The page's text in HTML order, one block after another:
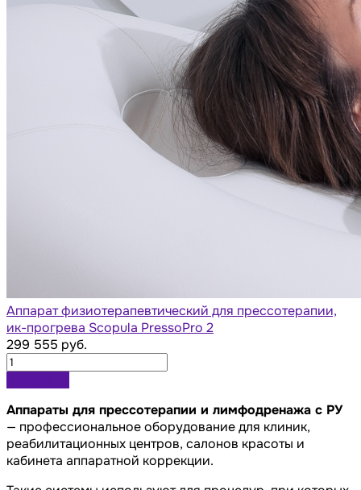
Аппарат физиотерапевтический для прессотерапии,
ик-прогрева Scopula PressoPro 2
299 555 руб.
Аппараты для прессотерапии и лимфодренажа с РУ
— профессиональное оборудование для клиник,
реабилитационных центров, салонов красоты и
кабинета аппаратной коррекции.